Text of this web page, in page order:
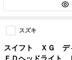
スズキ
スイフト ＸＧ デ
ＥＤヘッドライト